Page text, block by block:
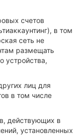
счетов
в том
сеть не
размещать
устройства,
лиц для
в том числе
действующих в
установленных